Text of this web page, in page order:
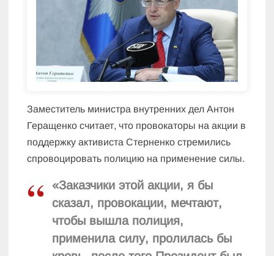
Заместитель министра внутренних дел Антон
Геращенко считает, что провокаторы на акции в
поддержку активиста Стерненко стремились
спровоцировать полицию на применение силы.
«Заказчики этой акции, я бы
сказал, провокации, мечтают,
чтобы вышла полиция,
применила силу, пролилась бы